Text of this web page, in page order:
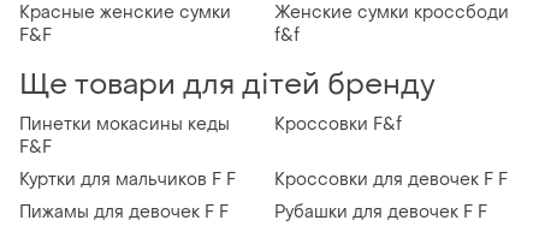
Красные женские сумки
F&F
Женские сумки кроссбоди
f&f
Ще товари для дітей бренду
Пинетки мокасины кеды
F&F
Кроссовки F&f
Куртки для мальчиков F F
Кроссовки для девочек F F
Пижамы для девочек F F
Рубашки для девочек F F